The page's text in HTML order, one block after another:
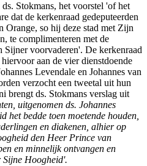
Stokmans, het voorstel 'of het
dat de kerkenraad gedeputeerden
Orange, so hij deze stad met Zijn
te complimenteren met de
Sijner voorvaderen'. De kerkenraad
aan de vier dienstdoende
Levendale en Johannes van
verzocht een tweetal uit hun
brengt ds. Stokmans verslag uit
uitgenomen ds. Johannes
het bedde toen moetende houden,
en diakenen, alhier op
den Heer Prince van
en minnelijk ontvangen en
Hoogheid'.